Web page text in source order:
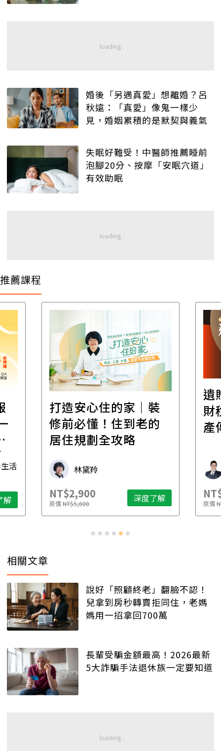
婚後「另遇真愛」想離婚？呂
秋遠：「真愛」像鬼一樣少
見，婚姻累積的是默契與義氣
失眠好難受！中醫師推薦睡前
泡腳20分、按摩「安眠穴道」
有效助眠
推薦課程
活
解
打造安心住的家｜裝
修前必懂！住到老的
居住規劃全攻略
林黛羚
NT$2,900
原價NT$5,600 深度了解
遺
財
產
原價
相關文章
說好「照顧終老」翻臉不認！
兒拿到房秒轉賣拒同住，老媽
媽用一招拿回700萬
長輩受騙金額最高！2026最新
5大詐騙手法退休族一定要知道